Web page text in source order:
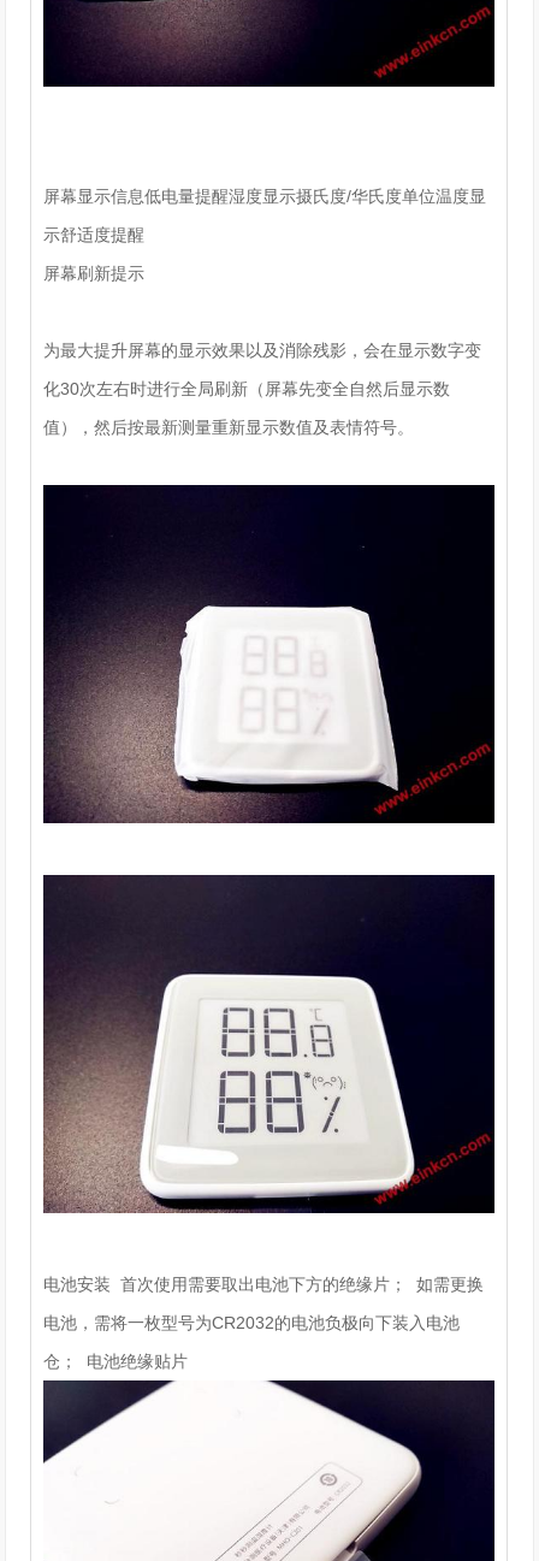
屏幕显示信息低电量提醒湿度显示摄氏度/华氏度单位温度显
示舒适度提醒
屏幕刷新提示
为最大提升屏幕的显示效果以及消除残影，会在显示数字变
化30次左右时进行全局刷新（屏幕先变全自然后显示数
值），然后按最新测量重新显示数值及表情符号。
电池安装 首次使用需要取出电池下方的绝缘片； 如需更换
电池，需将一枚型号为CR2032的电池负极向下装入电池
仓； 电池绝缘贴片